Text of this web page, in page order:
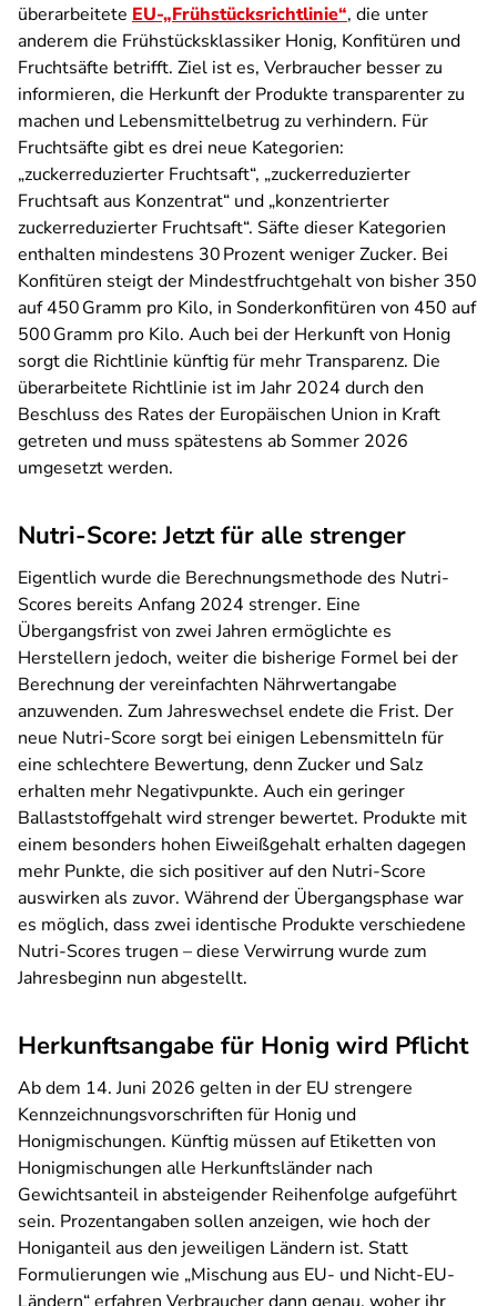
überarbeitete EU‑„Frühstücksrichtlinie“, die unter
anderem die Frühstücksklassiker Honig, Konfitüren und
Fruchtsäfte betrifft. Ziel ist es, Verbraucher besser zu
informieren, die Herkunft der Produkte transparenter zu
machen und Lebensmittelbetrug zu verhindern. Für
Fruchtsäfte gibt es drei neue Kategorien:
„zuckerreduzierter Fruchtsaft“, „zuckerreduzierter
Fruchtsaft aus Konzentrat“ und „konzentrierter
zuckerreduzierter Fruchtsaft“. Säfte dieser Kategorien
enthalten mindestens 30 Prozent weniger Zucker. Bei
Konfitüren steigt der Mindestfruchtgehalt von bisher 350
auf 450 Gramm pro Kilo, in Sonderkonfitüren von 450 auf
500 Gramm pro Kilo. Auch bei der Herkunft von Honig
sorgt die Richtlinie künftig für mehr Transparenz. Die
überarbeitete Richtlinie ist im Jahr 2024 durch den
Beschluss des Rates der Europäischen Union in Kraft
getreten und muss spätestens ab Sommer 2026
umgesetzt werden.
Nutri-Score: Jetzt für alle strenger
Eigentlich wurde die Berechnungsmethode des Nutri-
Scores bereits Anfang 2024 strenger. Eine
Übergangsfrist von zwei Jahren ermöglichte es
Herstellern jedoch, weiter die bisherige Formel bei der
Berechnung der vereinfachten Nährwertangabe
anzuwenden. Zum Jahreswechsel endete die Frist. Der
neue Nutri-Score sorgt bei einigen Lebensmitteln für
eine schlechtere Bewertung, denn Zucker und Salz
erhalten mehr Negativpunkte. Auch ein geringer
Ballaststoffgehalt wird strenger bewertet. Produkte mit
einem besonders hohen Eiweißgehalt erhalten dagegen
mehr Punkte, die sich positiver auf den Nutri-Score
auswirken als zuvor. Während der Übergangsphase war
es möglich, dass zwei identische Produkte verschiedene
Nutri-Scores trugen – diese Verwirrung wurde zum
Jahresbeginn nun abgestellt.
Herkunftsangabe für Honig wird Pflicht
Ab dem 14. Juni 2026 gelten in der EU strengere
Kennzeichnungsvorschriften für Honig und
Honigmischungen. Künftig müssen auf Etiketten von
Honigmischungen alle Herkunftsländer nach
Gewichtsanteil in absteigender Reihenfolge aufgeführt
sein. Prozentangaben sollen anzeigen, wie hoch der
Honiganteil aus den jeweiligen Ländern ist. Statt
Formulierungen wie „Mischung aus EU- und Nicht-EU-